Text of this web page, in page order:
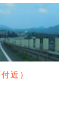
近）